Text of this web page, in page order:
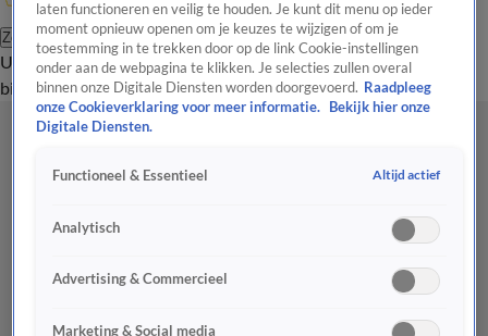
Zoeken
UitzendingenVandaag InsideDe OranjezomerShopUitzending
bijwonen
laten functioneren en veilig te houden. Je kunt dit menu op ieder
moment opnieuw openen om je keuzes te wijzigen of om je
toestemming in te trekken door op de link Cookie-instellingen
onder aan de webpagina te klikken. Je selecties zullen overal
binnen onze Digitale Diensten worden doorgevoerd. Raadpleeg
onze Cookieverklaring voor meer informatie.
Bekijk hier onze
Digitale Diensten.
Functioneel & Essentieel Altijd actief
Analytisch
Advertising & Commercieel
Marketing & Social media